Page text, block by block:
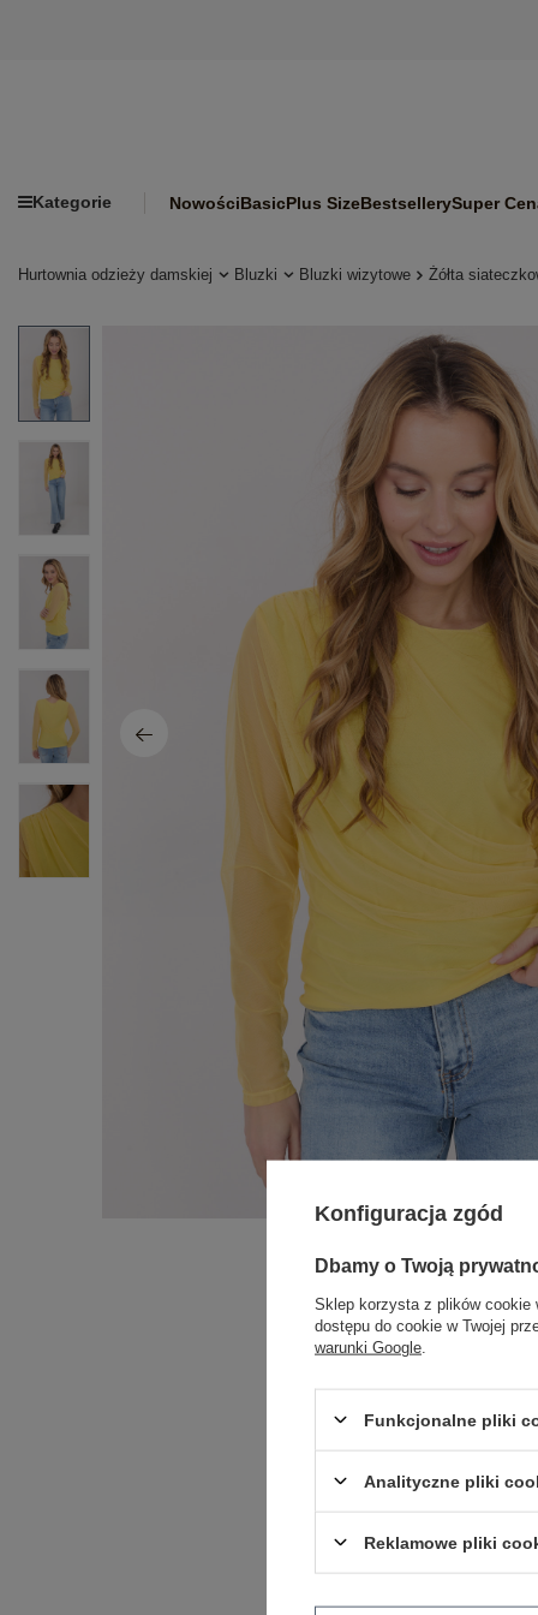
Kategorie NowościBasicPlus SizeBestsellerySuper
Hurtownia odzieży damskiej Bluzki Bluzki wizytowe Żółta
Konfiguracja zgód
Dbamy o Twoją
Sklep korzysta z plików cookie
dostępu do cookie w Twojej
warunki Google
Funkcjonalne pliki
Analityczne pliki
Reklamowe pliki